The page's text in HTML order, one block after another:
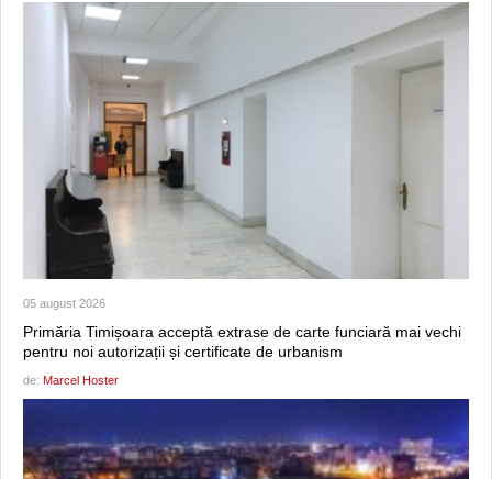
05 august 2026
Primăria Timișoara acceptă extrase de carte funciară mai vechi
pentru noi autorizații și certificate de urbanism
de: Marcel Hoster